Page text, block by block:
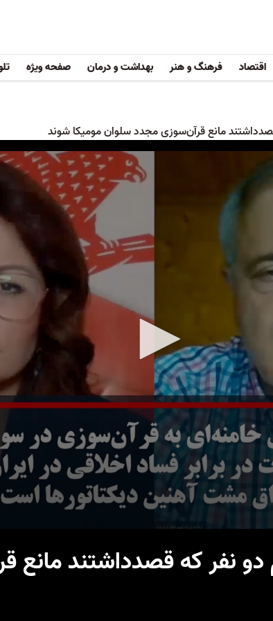
اقتصاد فرهنگ و هنر بهداشت و درمان صفحه ویژه
مانع قرآن‌سوزی مجدد سلوان مومیکا شوند
نفر که قصدداشتند مانع